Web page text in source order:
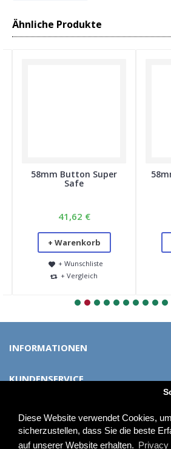
Diese Website verwendet Cookies, um
sicherzustellen, dass Sie die beste
auf unserer Website erhalten. Privacy
Ähnliche Produkte
58mm Button Super
Safe
41,62 €
+ Warenkorb
+ Wunschliste
+ Vergleich
INFORMATIONEN
KUNDENSERVICE